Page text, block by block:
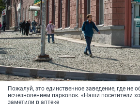
Пожалуй, это единственное заведение, где не
исчезновением парковок. «Наши посетители
заметили в аптеке